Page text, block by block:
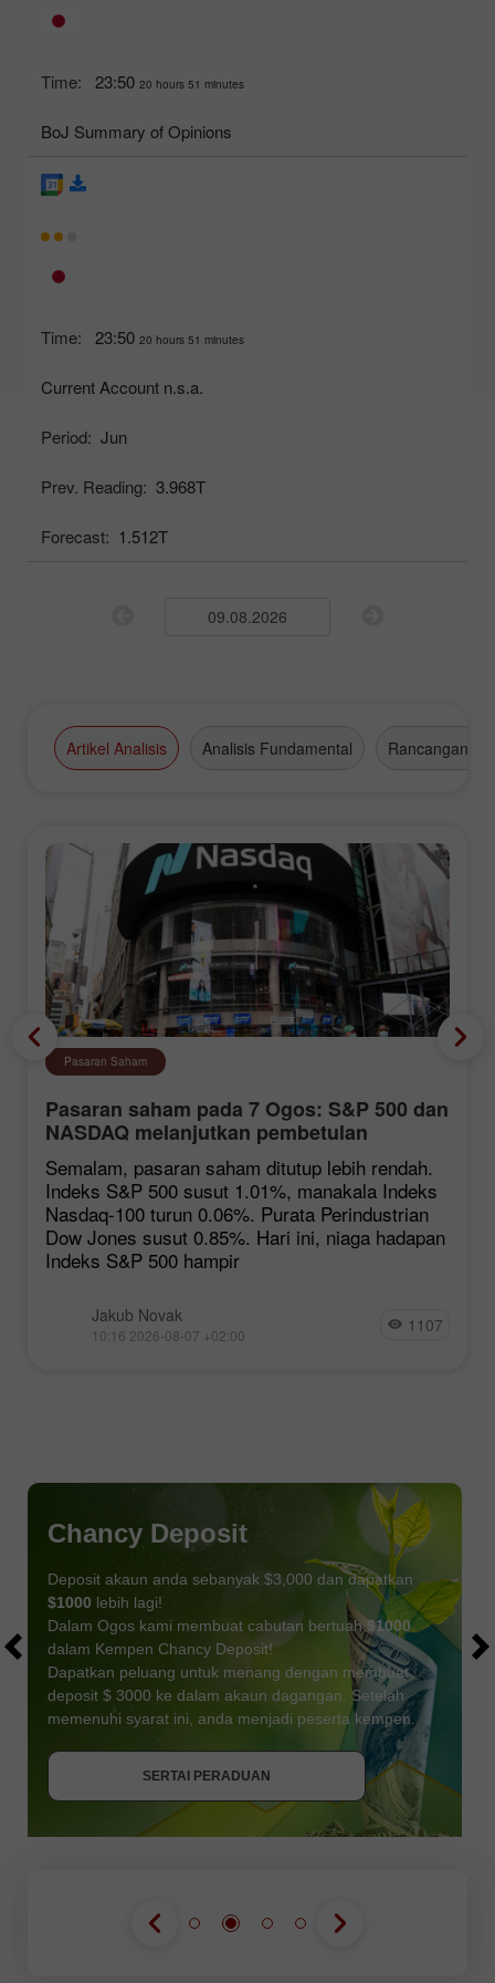
Time: 23:50 20 hours 51 minutes
BoJ Summary of Opinions
Time: 23:50 20 hours 51 minutes
Current Account n.s.a.
Period: Jun
Prev. Reading: 3.968T
Forecast: 1.512T
Artikel Analisis Analisis Fundamental Rancangan
Pasaran Saham
Pasaran saham pada 7 Ogos: S&P 500 dan
NASDAQ melanjutkan pembetulan
Semalam, pasaran saham ditutup lebih rendah.
Indeks S&P 500 susut 1.01%, manakala Indeks
Nasdaq-100 turun 0.06%. Purata Perindustrian
Dow Jones susut 0.85%. Hari ini, niaga hadapan
Indeks S&P 500 hampir
Jakub Novak
10:16 2026-08-07 +02:00 1107
SERTAI PERADUAN
Chancy Deposit
Deposit akaun anda sebanyak $3,000 dan dapatkan
$1000 lebih lagi!
Dalam Ogos kami membuat cabutan bertuah$1000
dalam Kempen Chancy Deposit!
Dapatkan peluang untuk menang dengan membuat
deposit $ 3000 ke dalam akaun dagangan. Setelah
memenuhi syarat ini, anda menjadi peserta kempen.
SERTAI PERADUAN
SERTAI PERADUAN
DAPATKAN BONUS